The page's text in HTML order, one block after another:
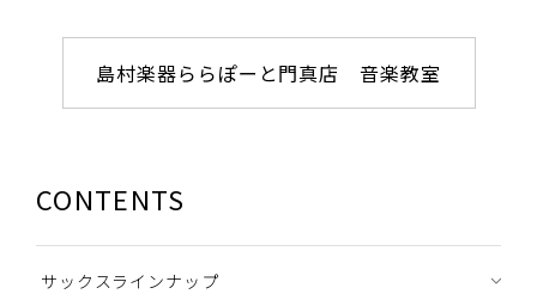
島村楽器ららぽーと門真店 音楽教室
CONTENTS
サックスラインナップ